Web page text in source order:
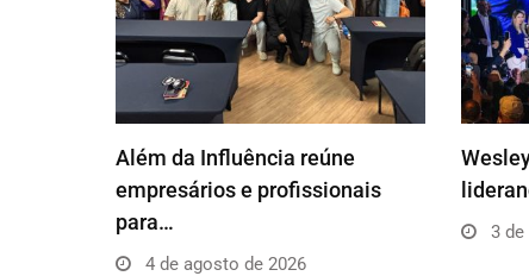
Além da Influência reúne
empresários e profissionais
para…
4 de agosto de 2026
3